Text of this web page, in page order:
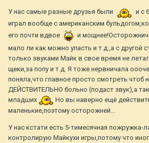
У нас самые разные друзья были
и с
играл вообще с американским
его почти вдвое
и
мало ли как можно упасть и т.д.,а с другой
только звуками Майк в свое время не летал
щеки,за попу и т.д. Я тоже нервничала
поняла,что главное просто смотреть чтоб
ДЕЙСТВИТЕЛЬНО больно (подаст звук),а
младших
Но вы наверно ещё
маленькие,поэтому осторожней...
У нас кстати есть 5-тимесячная пожружка-
контролирую Майкухи игры,потому что